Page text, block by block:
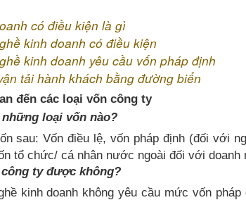
có điều kiện là gì
kinh doanh có điều kiện
kinh doanh yêu cầu vốn pháp định
tải hành khách bằng đường biển
đến các loại vốn công ty
loại vốn nào?
sau: Vốn điều lệ, vốn pháp định (đối với
tổ chức/ cá nhân nước ngoài đối với
ty được không?
kinh doanh không yêu cầu mức vốn